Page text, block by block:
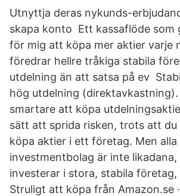
Utnyttja deras nykunds-
skapa konto Ett kassaflöde som
för mig att köpa mer aktier varje
föredrar hellre tråkiga stabila
utdelning än att satsa på ev
hög utdelning
smartare att köpa
sätt att sprida risken, trots att du
köpa aktier i ett företag. Men alla
investmentbolag är inte likadana,
investerar i stora, stabila
Struligt att köpa från Amazon.se